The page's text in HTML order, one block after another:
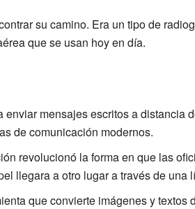
su camino. Era un tipo de
que se usan hoy en día.
enviar mensajes escritos a distancia
de comunicación modernos.
revolucionó la forma en que las
llegara a otro lugar a través de una
que convierte imágenes y textos